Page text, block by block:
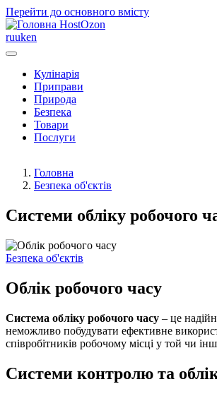
Перейти до основного вмісту
HostOzon
ruuken
Кулінарія
Приправи
Природа
Безпека
Товари
Послуги
Головна
Безпека об'єктів
Системи обліку робочого
Безпека об'єктів
Облік робочого часу
Система обліку робочого часу – це
неможливо побудувати ефективне
співробітників робочому місці у той чи
Системи контролю та